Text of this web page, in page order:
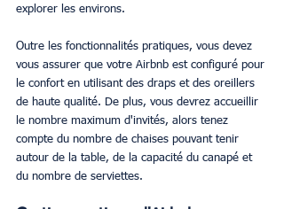
explorer les environs.
Outre les fonctionnalités pratiques, vous devez
vous assurer que votre Airbnb est configuré pour
le confort en utilisant des draps et des oreillers
de haute qualité. De plus, vous devrez accueillir
le nombre maximum d'invités, alors tenez
compte du nombre de chaises pouvant tenir
autour de la table, de la capacité du canapé et
du nombre de serviettes.